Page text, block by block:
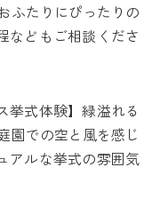
ふたりにぴったりの
などもご相談くださ
挙式体験】緑溢れる
園での空と風を感じ
アルな挙式の雰囲気